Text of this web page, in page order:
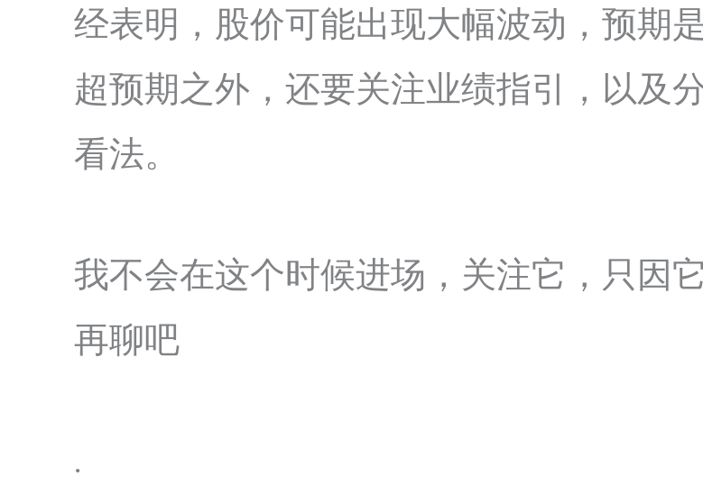
经表明，股价可能出现大幅波动，预期
超预期之外，还要关注业绩指引，以及
看法。
我不会在这个时候进场，关注它，只因
再聊吧
.